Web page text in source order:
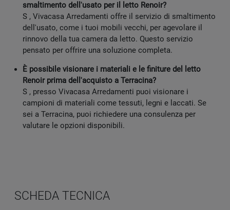
smaltimento dell'usato per il letto Renoir?
S , Vivacasa Arredamenti offre il servizio di smaltimento
dell'usato, come i tuoi mobili vecchi, per agevolare il
rinnovo della tua camera da letto. Questo servizio
pensato per offrire una soluzione completa.
È possibile visionare i materiali e le finiture del letto
Renoir prima dell'acquisto a Terracina?
S , presso Vivacasa Arredamenti puoi visionare i
campioni di materiali come tessuti, legni e laccati. Se
sei a Terracina, puoi richiedere una consulenza per
valutare le opzioni disponibili.
SCHEDA TECNICA